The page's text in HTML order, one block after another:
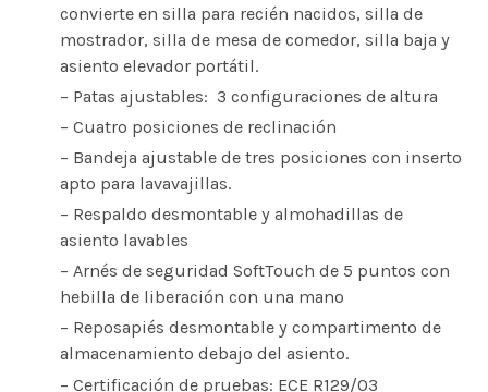
convierte en silla para recién nacidos, silla de
mostrador, silla de mesa de comedor, silla baja y
asiento elevador portátil.
– Patas ajustables: 3 configuraciones de altura
– Cuatro posiciones de reclinación
– Bandeja ajustable de tres posiciones con inserto
apto para lavavajillas.
– Respaldo desmontable y almohadillas de
asiento lavables
– Arnés de seguridad SoftTouch de 5 puntos con
hebilla de liberación con una mano
– Reposapiés desmontable y compartimento de
almacenamiento debajo del asiento.
– Certificación de pruebas: ECE R129/03